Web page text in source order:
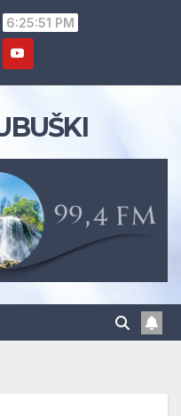
6:25:52 PM